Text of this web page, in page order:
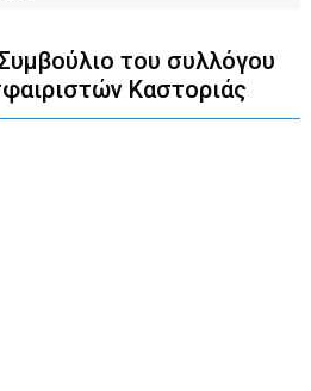
του συλλόγου
Καστοριάς